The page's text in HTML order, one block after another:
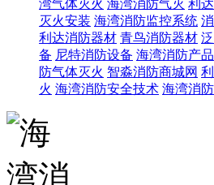
湾气体灭火 海湾消防气灭 利
灭火安装 海湾消防监控系统
利达消防器材 青鸟消防器材
备 尼特消防设备 海湾消防产品
防气体灭火 智淼消防商城网
火 海湾消防安全技术 海湾消